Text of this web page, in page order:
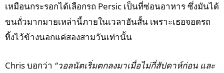
เหมือนกระรอกได้เลือกรถ Persic เป็นที่ซ่อนอาหาร ซึ่งมันได้
ขนถั่วมากมายเหล่านี้ภายในเวลาอันสั้น เพราะเธอจอดรถ
ทิ้งไว้ข้างนอกแค่สองสามวันเท่านั้น
Chris บอกว่า “วอลนัตเริ่มตกลงมาเมื่อไม่กี่สัปดาห์ก่อน และ